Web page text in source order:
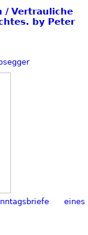
/ Vertrauliche
by Peter
eines